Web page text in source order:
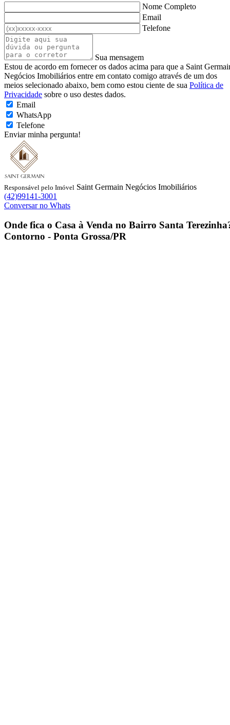
Nome Completo
Email
Telefone
Sua mensagem
Estou de acordo em fornecer os dados acima para que a Saint
Negócios Imobiliários entre em contato comigo através de um dos
meios selecionado abaixo, bem como estou ciente de sua Política de
Privacidade sobre o uso destes dados.
Email
WhatsApp
Telefone
Enviar minha pergunta!
Responsável pelo Imóvel Saint Germain Negócios Imobiliários
(42)99141-3001
Conversar no Whats
Onde fica o Casa à Venda no Bairro Santa Terezinha
Contorno - Ponta Grossa/PR